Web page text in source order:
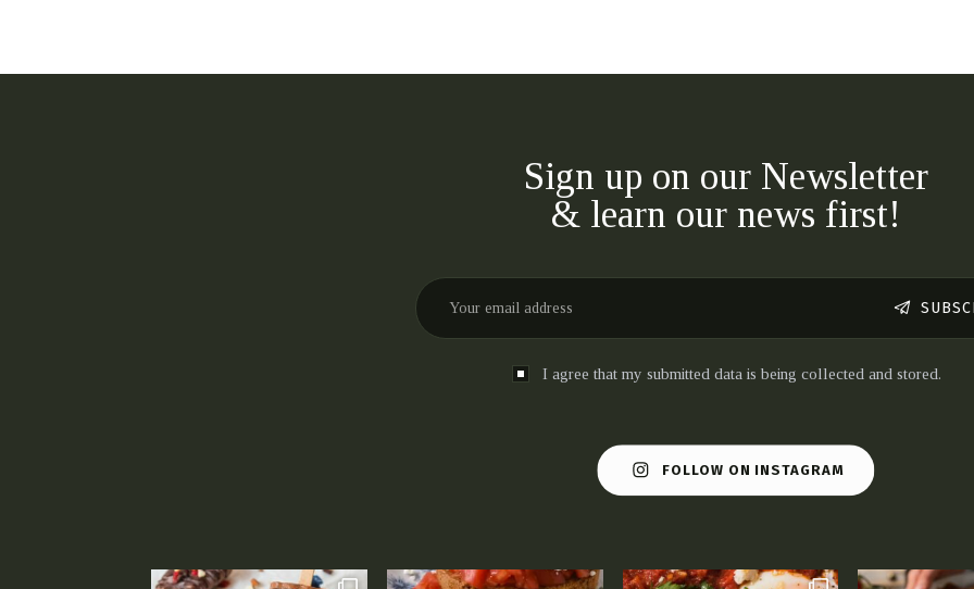
Sign up on our Newsletter
& learn our news first!
I agree that my submitted data is being collected and stored.
FOLLOW ON INSTAGRAM